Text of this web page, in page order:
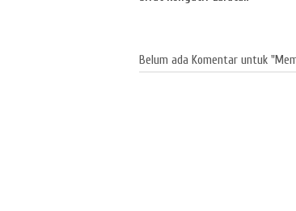
Belum ada Komentar untuk